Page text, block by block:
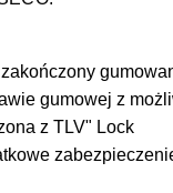
gumowej z
z TLV" Lock